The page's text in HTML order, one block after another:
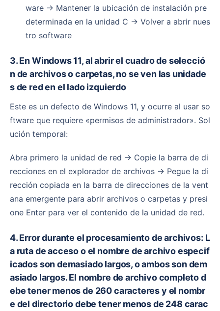
ware → Mantener la ubicación de instalación pre
determinada en la unidad C → Volver a abrir nues
tro software
3. En Windows 11, al abrir el cuadro de selecció
n de archivos o carpetas, no se ven las unidade
s de red en el lado izquierdo
Este es un defecto de Windows 11, y ocurre al usar so
ftware que requiere «permisos de administrador». Sol
ución temporal:
Abra primero la unidad de red → Copie la barra de di
recciones en el explorador de archivos → Pegue la di
rección copiada en la barra de direcciones de la vent
ana emergente para abrir archivos o carpetas y presi
one Enter para ver el contenido de la unidad de red.
4. Error durante el procesamiento de archivos: L
a ruta de acceso o el nombre de archivo especif
icados son demasiado largos, o ambos son dem
asiado largos. El nombre de archivo completo d
ebe tener menos de 260 caracteres y el nombr
e del directorio debe tener menos de 248 carac